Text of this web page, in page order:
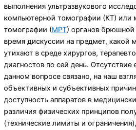
выполнения ультразвукового
компьютерной томографии (КТ) или
томографии (МРТ) ор­ганов
время дискуссии на предмет, какой
утихают в среде хирургов,
диагностов по сей день. Отсутствие
данном вопросе связано, на наш
объективных и субъ­ективных
доступность аппаратов в
различия физических принципов
(технические лимиты и